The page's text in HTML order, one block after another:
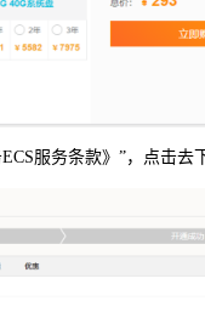
服务条款》”，点击去